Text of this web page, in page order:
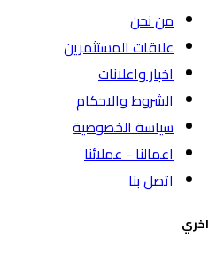
من نحن
علاقات المستثمرين
اخبار واعلانات
الشروط والاحكام
سياسة الخصوصية
اعمالنا - عملائنا
اتصل بنا
اخري